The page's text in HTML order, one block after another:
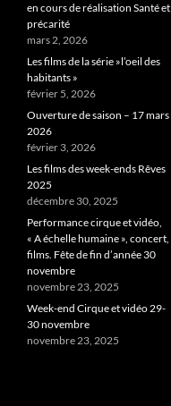
en cours de réalisation Santé et
précarité
mars 2, 2026
Les films de la série »l’oeil des
habitants »
février 5, 2026
Ouverture de saison – 17 mars
2026
février 3, 2026
Les films des week-ends Rêves
2025
décembre 30, 2025
Performance cirque et vidéo,
« A échelle humaine », concert,
films. Fête de fin d’année 30
novembre
novembre 23, 2025
Week-end Cirque et vidéo 29-
30 novembre
novembre 23, 2025